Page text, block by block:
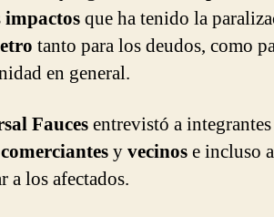
impactosque ha tenido la
tanto para los deudos, como
en general.
Faucesentrevistó a
comerciantesyvecinose incluso a
a los afectados.